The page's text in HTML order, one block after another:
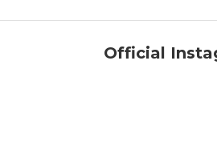
Official